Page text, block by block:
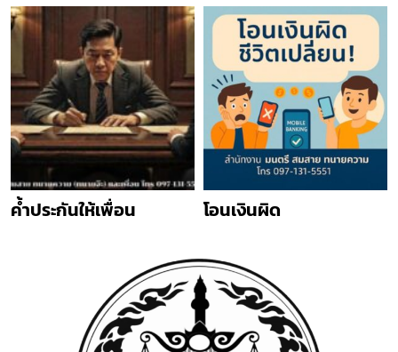
ค้ำประกันให้เพื่อน โอนเงินผิด